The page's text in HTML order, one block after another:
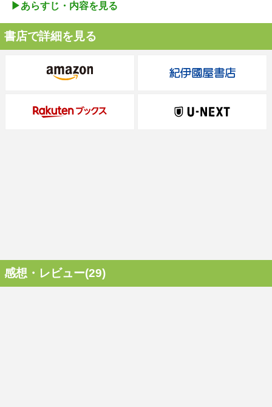
▶︎あらすじ・内容を見る
書店で詳細を見る
感想・レビュー(29)